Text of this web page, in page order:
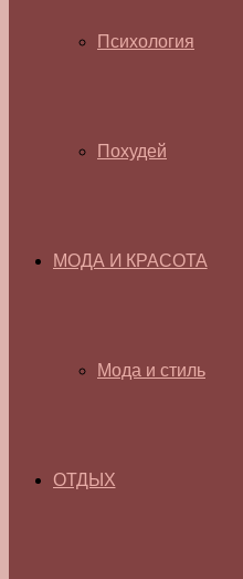
Психология
Похудей
МОДА И КРАСОТА
Мода и стиль
ОТДЫХ